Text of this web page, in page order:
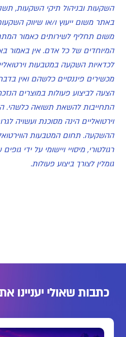
באתר משום ייעוץ ו/או שיווק
משום תחליף לשירותים כאמור
המיוחדים של כל אדם. אין באמור
לכדאיות השקעה במטבעות
מכשירים פיננסיים כלשהם ואין
הצעה לביצוע פעולות במוצרים
התחייבות להשאת תשואה כלשהי.
וירטואליים הינה מסוכנת ועשויה
ההשקעה. תחום המטבעות
רגולטורי, מיסויי ויישומי על ידי
גומלין לצורך ביצוע פעולות.
כתבות שאולי יעניינו